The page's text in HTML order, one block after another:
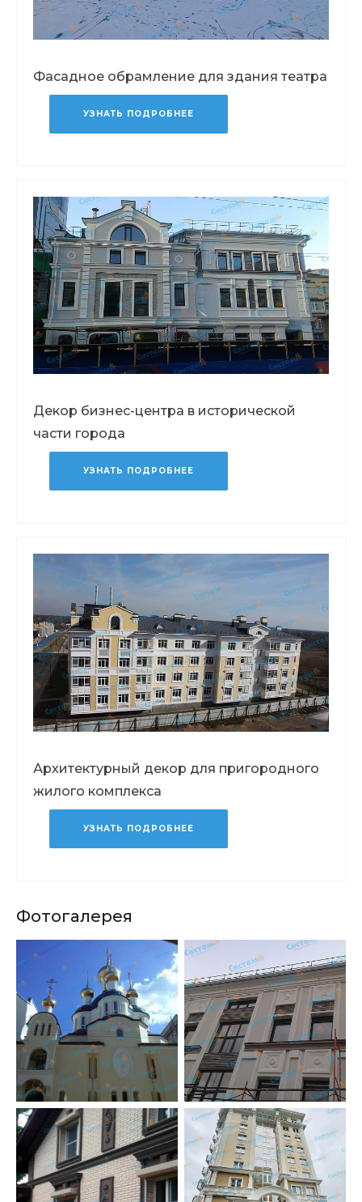
Фасадное обрамление для здания театра
УЗНАТЬ ПОДРОБНЕЕ
Декор бизнес-центра в исторической
части города
УЗНАТЬ ПОДРОБНЕЕ
Архитектурный декор для пригородного
жилого комплекса
УЗНАТЬ ПОДРОБНЕЕ
Фотогалерея